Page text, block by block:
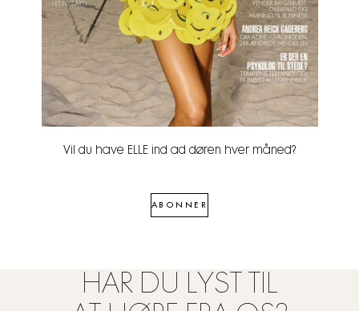
Vil du have ELLE ind ad døren hver måned?
ABONNER
HAR DU LYST TIL